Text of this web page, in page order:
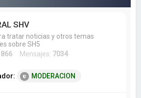
SHV
tratar noticias y otros temas
sobre SH5
866 Mensajes: 7034
MODERACION